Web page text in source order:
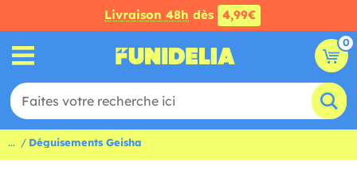
Livraison 48h dès 4,99€
0
... Déguisements Geisha